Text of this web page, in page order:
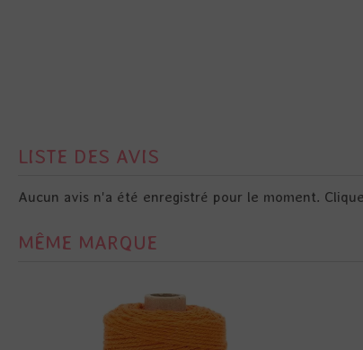
LISTE DES AVIS
Aucun avis n'a été enregistré pour le moment.
MÊME MARQUE